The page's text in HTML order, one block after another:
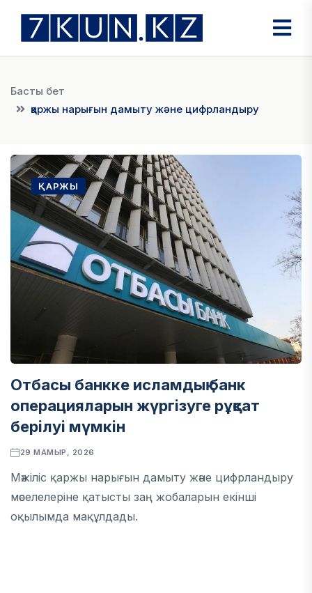
Басты бет
қаржы нарығын дамыту және цифрландыру
ҚАРЖЫ
Отбасы банкке исламдық банк
операцияларын жүргізуге рұқсат
берілуі мүмкін
29 МАМЫР, 2026
Мәжіліс қаржы нарығын дамыту және цифрландыру
мәселелеріне қатысты заң жобаларын екінші
оқылымда мақұлдады.